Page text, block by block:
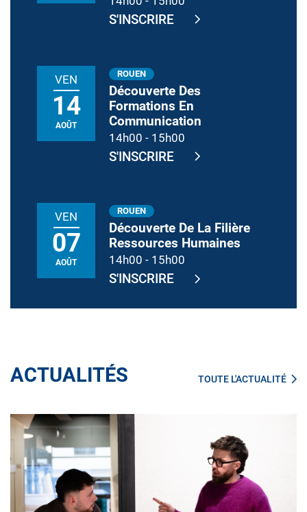
S'INSCRIRE
VEN
14
AOÛT
ROUEN
Découverte Des
Formations En
Communication
14h00 - 15h00
S'INSCRIRE
VEN
07
AOÛT
ROUEN
Découverte De La Filière
Ressources Humaines
14h00 - 15h00
S'INSCRIRE
ACTUALITÉS TOUTE L'ACTUALITÉ